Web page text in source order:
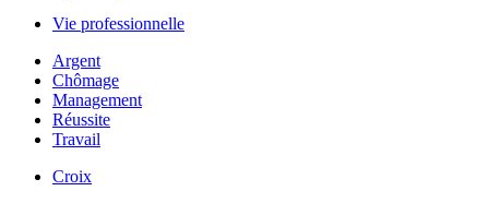
Vie professionnelle
Argent
Chômage
Management
Réussite
Travail
Croix